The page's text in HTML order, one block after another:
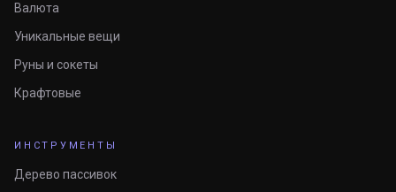
Валюта
Уникальные вещи
Руны и сокеты
Крафтовые
ИНСТРУМЕНТЫ
Дерево пассивок